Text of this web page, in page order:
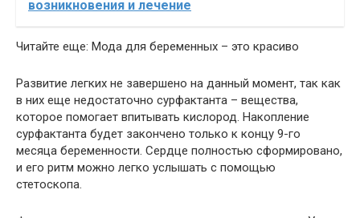
возникновения и лечение
Читайте еще: Мода для беременных – это красиво
Развитие легких не завершено на данный момент, так как
в них еще недостаточно сурфактанта – вещества,
которое помогает впитывать кислород. Накопление
сурфактанта будет закончено только к концу 9-го
месяца беременности. Сердце полностью сформировано,
и его ритм можно легко услышать с помощью
стетоскопа.